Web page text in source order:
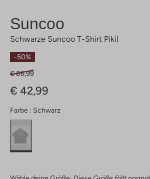
Suncoo
Schwarze Suncoo T-Shirt Pikil
-50%
€ 86,99
€ 42,99
Farbe : Schwarz